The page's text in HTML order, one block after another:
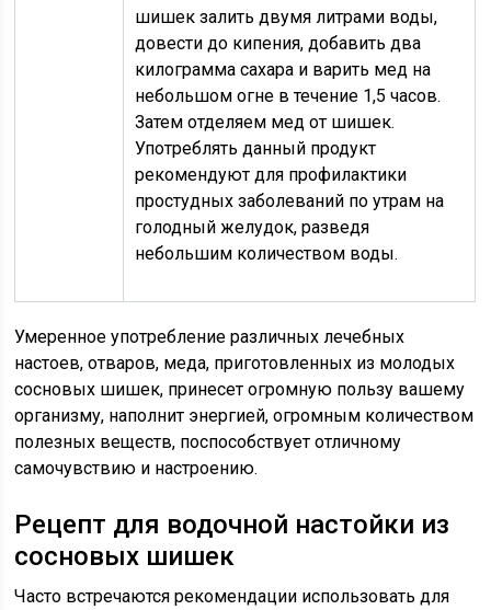
шишек залить двумя литрами воды,
довести до кипения, добавить два
килограмма сахара и варить мед на
небольшом огне в течение 1,5 часов.
Затем отделяем мед от шишек.
Употреблять данный продукт
рекомендуют для профилактики
простудных заболеваний по утрам на
голодный желудок, разведя
небольшим количеством воды.
Умеренное употребление различных лечебных
настоев, отваров, меда, приготовленных из молодых
сосновых шишек, принесет огромную пользу вашему
организму, наполнит энергией, огромным количеством
полезных веществ, поспособствует отличному
самочувствию и настроению.
Рецепт для водочной настойки из
сосновых шишек
Часто встречаются рекомендации использовать для